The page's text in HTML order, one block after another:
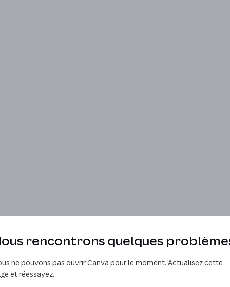
rencontrons quelques
ne pouvons pas ouvrir Canva pour le moment. Actualisez cette
et réessayez.